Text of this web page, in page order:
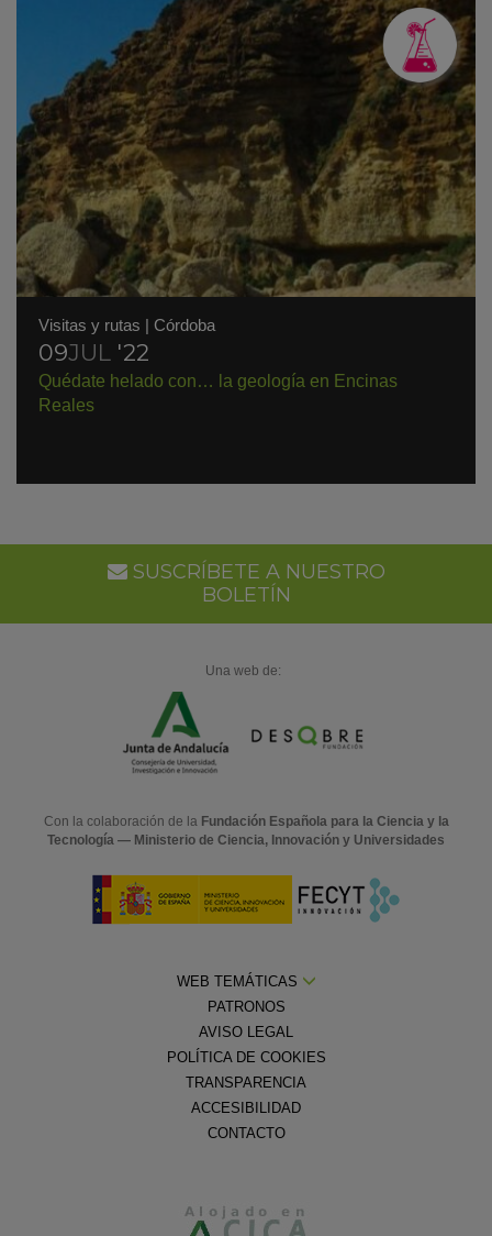
Visitas y rutas | Córdoba
09JUL '22
Quédate helado con… la geología en Encinas
Reales
SUSCRÍBETE A NUESTRO
BOLETÍN
Una web de:
Con la colaboración de la Fundación Española para la Ciencia y la
Tecnología — Ministerio de Ciencia, Innovación y Universidades
WEB TEMÁTICAS
PATRONOS
AVISO LEGAL
POLÍTICA DE COOKIES
TRANSPARENCIA
ACCESIBILIDAD
CONTACTO